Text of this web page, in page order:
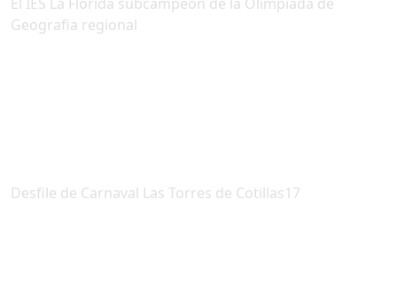
El IES La Florida subcampeon de la Olimpiada de
Geografia regional
Desfile de Carnaval Las Torres de Cotillas17